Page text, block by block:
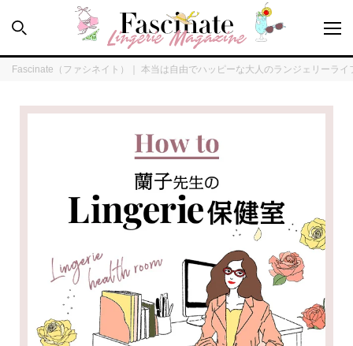
PEOPLE
HOW TO
FORTUNE
SPECIAL
Fascinate（ファシネイト）｜ 本当は自由でハッピーな大人のランジェリーライ